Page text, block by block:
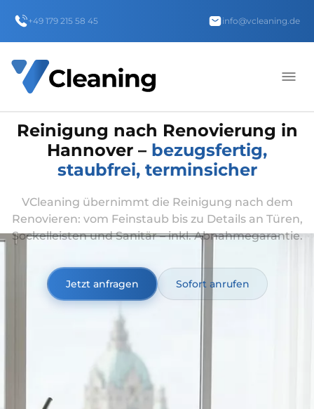
+49 179 215 58 45 info@vcleaning.de
Reinigung nach Renovierung in
Hannover – bezugsfertig,
staubfrei, terminsicher
VCleaning übernimmt die Reinigung nach dem
Renovieren: vom Feinstaub bis zu Details an Türen,
Sockelleisten und Sanitär – inkl. Abnahmegarantie.
Jetzt anfragen Sofort anrufen